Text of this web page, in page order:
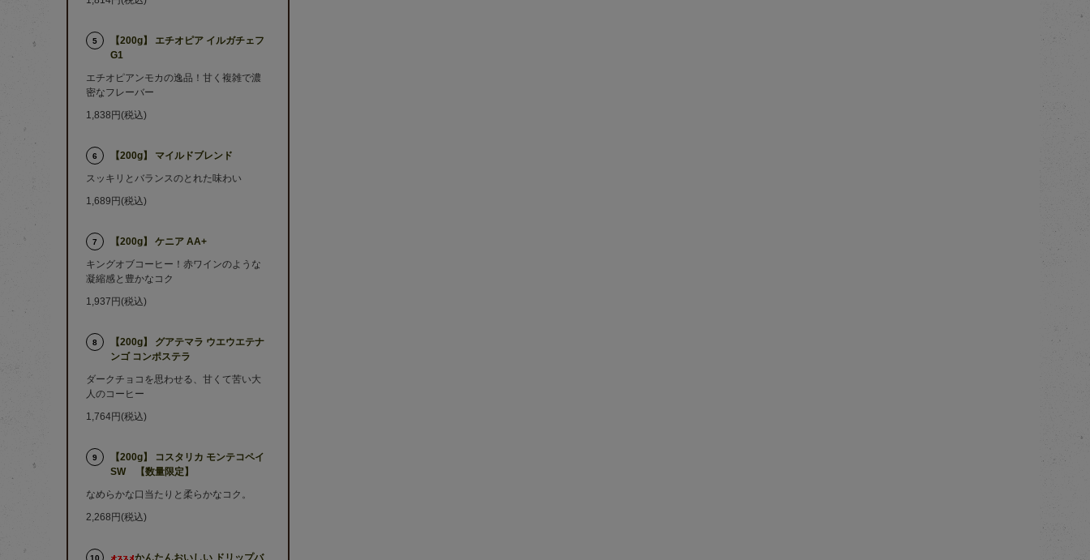
5
【200g】 エチオピア イルガチェフ
G1
エチオピアンモカの逸品！甘く複雑で濃
密なフレーバー
1,838円(税込)
6
【200g】 マイルドブレンド
スッキリとバランスのとれた味わい
1,689円(税込)
7
【200g】 ケニア AA+
キングオブコーヒー！赤ワインのような
凝縮感と豊かなコク
1,937円(税込)
8
【200g】 グアテマラ ウエウエテナ
ンゴ コンポステラ
ダークチョコを思わせる、甘くて苦い大
人のコーヒー
1,764円(税込)
9
【200g】 コスタリカ モンテコペイ
SW 【数量限定】
なめらかな口当たりと柔らかなコク。
2,268円(税込)
10 かんたんおいしい ドリップバ